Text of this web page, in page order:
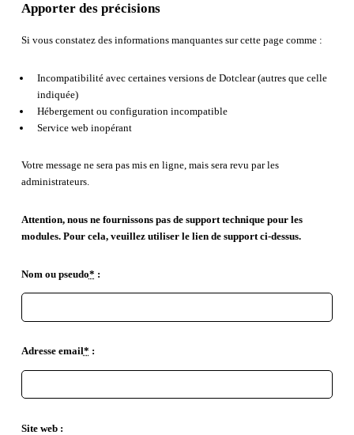
Apporter des précisions
Si vous constatez des informations manquantes sur cette page comme :
Incompatibilité avec certaines versions de Dotclear (autres que celle
indiquée)
Hébergement ou configuration incompatible
Service web inopérant
Votre message ne sera pas mis en ligne, mais sera revu par les
administrateurs.
Attention, nous ne fournissons pas de support technique pour les
modules. Pour cela, veuillez utiliser le lien de support ci-dessus.
Nom ou pseudo* :
Adresse email* :
Site web :